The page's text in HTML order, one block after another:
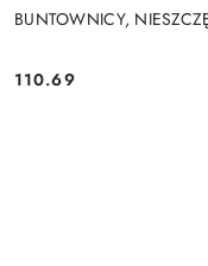
BUNTOWNICY,
Cena:
110.69